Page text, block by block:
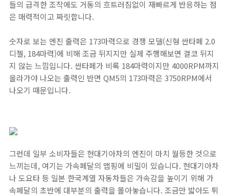
들의 급격한 조작에도 거동의 흐트러짐없이 재빠르게 반응하는 점
은 매력적이고 짜릿합니다.
숫자로 보는 엔진 출력은 173마력으로 경쟁 모델(신형 싼타페 2.0
디젤, 184마력)에 비해 조금 뒤지지만 실제 주행해보면 결코 뒤지
지 않는 느낌입니다. 싼타페가 비록 184마력이지만 4000RPM까지
올라가야 나오는 출력인 반면 QM5의 173마력은 3750RPM에서
나오기 때문입니다.
그런데 일부 소비자들은 현대기아차의 엔진이 마치 월등한 것으로
느끼는데, 여기는 가속페달의 맵핑에 비밀이 있습니다. 현대기아차
나 도요타 등 일본 한국계열 자동차들은 가속감을 높이기 위해 가
속페달의 초반에 대부분의 출력을 몰아놓습니다. 조금만 밟아도 튀